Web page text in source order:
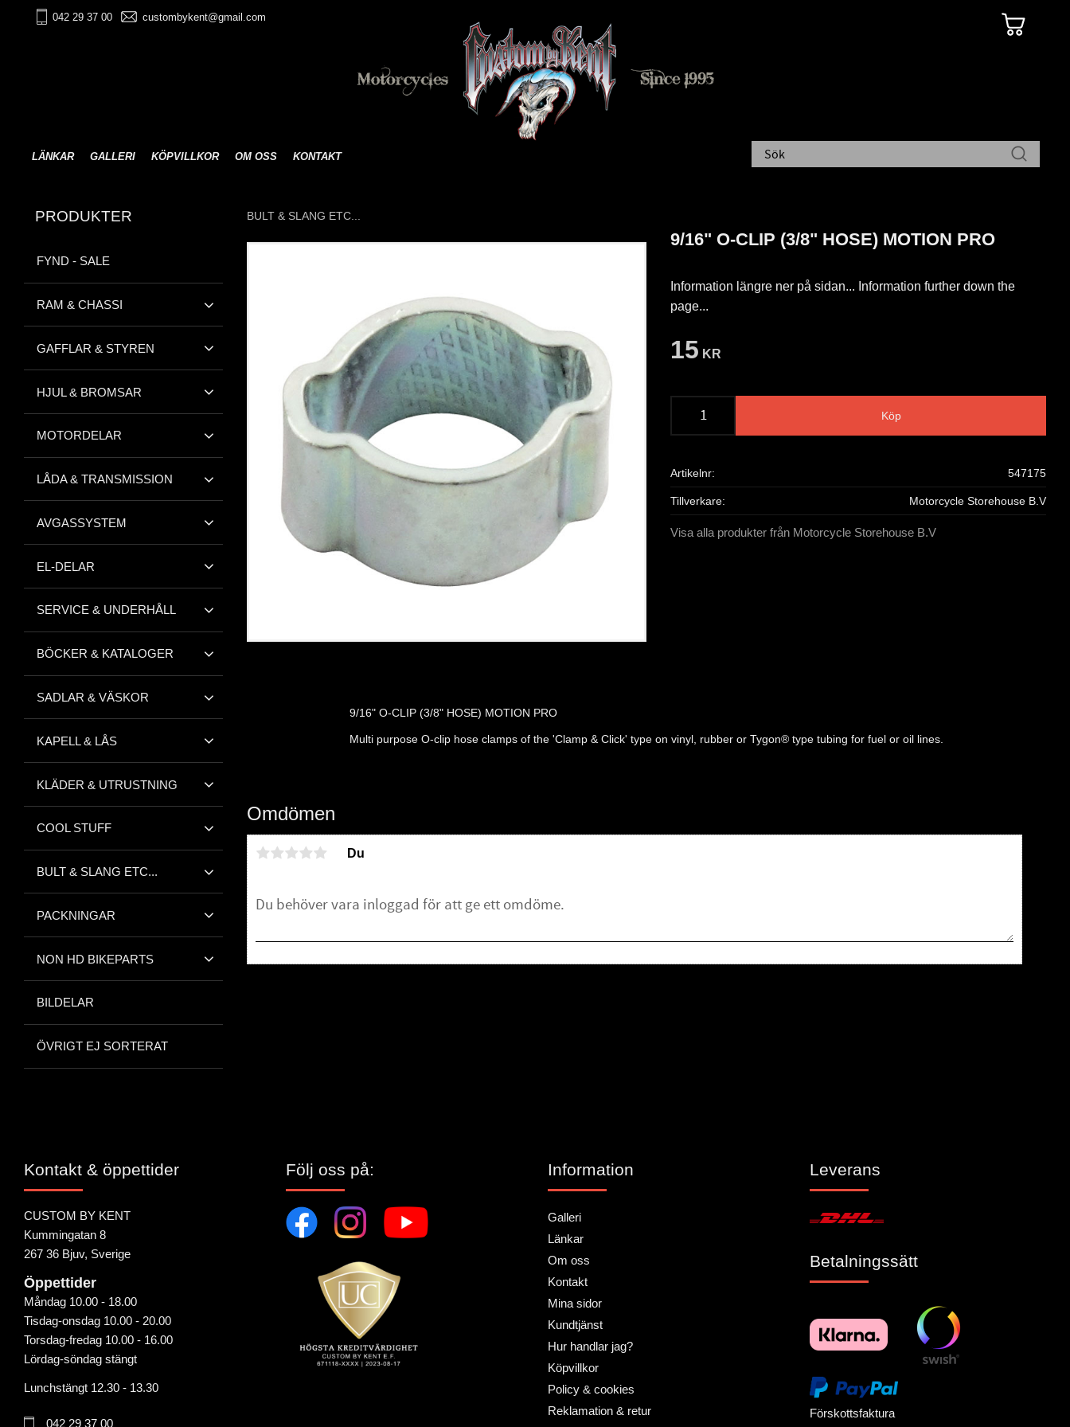
042 29 37 00 custombykent@gmail.com
LÄNKAR GALLERI KÖPVILLKOR OM OSS KONTAKT
BULT & SLANG ETC...
9/16" O-CLIP (3/8" HOSE) MOTION PRO
Information längre ner på sidan... Information further down the
page...
15 KR
Köp
Artikelnr 547175
Tillverkare Motorcycle Storehouse B.V
Visa alla produkter från Motorcycle Storehouse B.V
9/16" O-CLIP (3/8" HOSE) MOTION PRO
Multi purpose O-clip hose clamps of the 'Clamp & Click' type on vinyl, rubber or Tygon® type tubing for fuel or oil lines.
Omdömen
Du
PRODUKTER
FYND - SALE
RAM & CHASSI
GAFFLAR & STYREN
HJUL & BROMSAR
MOTORDELAR
LÅDA & TRANSMISSION
AVGASSYSTEM
EL-DELAR
SERVICE & UNDERHÅLL
BÖCKER & KATALOGER
SADLAR & VÄSKOR
KAPELL & LÅS
KLÄDER & UTRUSTNING
COOL STUFF
BULT & SLANG ETC...
PACKNINGAR
NON HD BIKEPARTS
BILDELAR
ÖVRIGT EJ SORTERAT
Kontakt & öppettider
CUSTOM BY KENT
Kummingatan 8
267 36 Bjuv, Sverige
Öppettider
Måndag 10.00 - 18.00
Tisdag-onsdag 10.00 - 20.00
Torsdag-fredag 10.00 - 16.00
Lördag-söndag stängt
Lunchstängt 12.30 - 13.30
042 29 37 00
Följ oss på: Information
Galleri
Länkar
Om oss
Kontakt
Mina sidor
Kundtjänst
Hur handlar jag?
Köpvillkor
Policy & cookies
Reklamation & retur
Leverans
Betalningssätt
Förskottsfaktura